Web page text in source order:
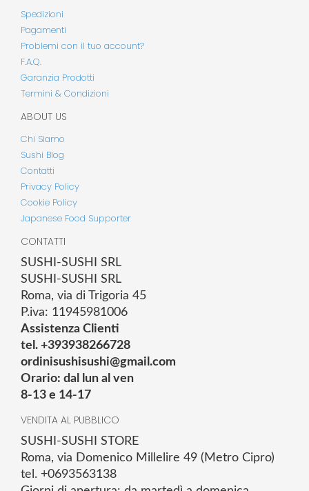
Spedizioni
Pagamenti
Problemi con il tuo account?
F.A.Q.
Garanzia Prodotti
Termini & Condizioni
ABOUT US
Chi Siamo
Sushi Blog
Contatti
Privacy Policy
Cookie Policy
Japanese Food Supporter
CONTATTI
SUSHI-SUSHI SRL
SUSHI-SUSHI SRL
Roma, via di Trigoria 45
P.iva: 11945981006
Assistenza Clienti
tel. +393938266728
ordinisushisushi@gmail.com
Orario: dal lun al ven
8-13 e 14-17
VENDITA AL PUBBLICO
SUSHI-SUSHI STORE
Roma, via Domenico Millelire 49 (Metro Cipro)
tel. +0693563138